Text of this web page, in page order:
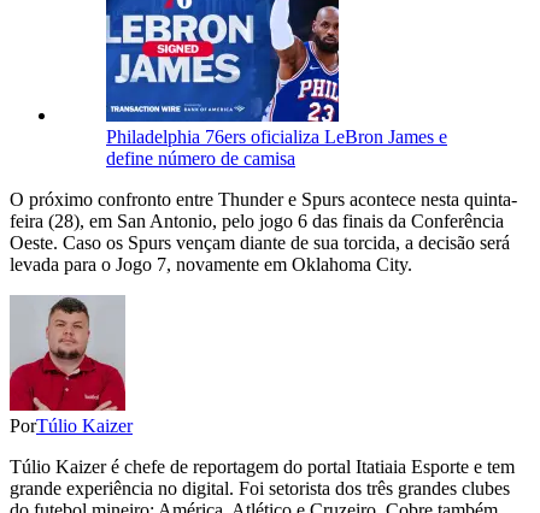
Philadelphia 76ers oficializa LeBron James e
define número de camisa
O próximo confronto entre Thunder e Spurs acontece nesta quinta-
feira (28), em San Antonio, pelo jogo 6 das finais da Conferência
Oeste. Caso os Spurs vençam diante de sua torcida, a decisão será
levada para o Jogo 7, novamente em Oklahoma City.
PorTúlio Kaizer
Túlio Kaizer é chefe de reportagem do portal Itatiaia Esporte e tem
grande experiência no digital. Foi setorista dos três grandes clubes